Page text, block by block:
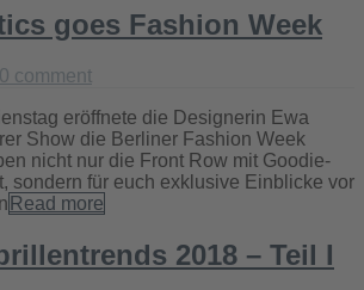
goes Fashion Week
0 comment
eröffnete die Designerin Ewa
Show die Berliner Fashion Week
nicht nur die Front Row mit Goodie-
sondern für euch exklusive Einblicke vor
Read more
2018 – Teil I